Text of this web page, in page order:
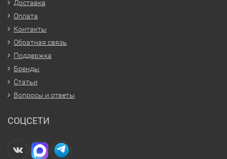
Доставка
Оплата
Контакты
Обратная связь
Поддержка
Бренды
Статьи
Вопросы и ответы
СОЦСЕТИ